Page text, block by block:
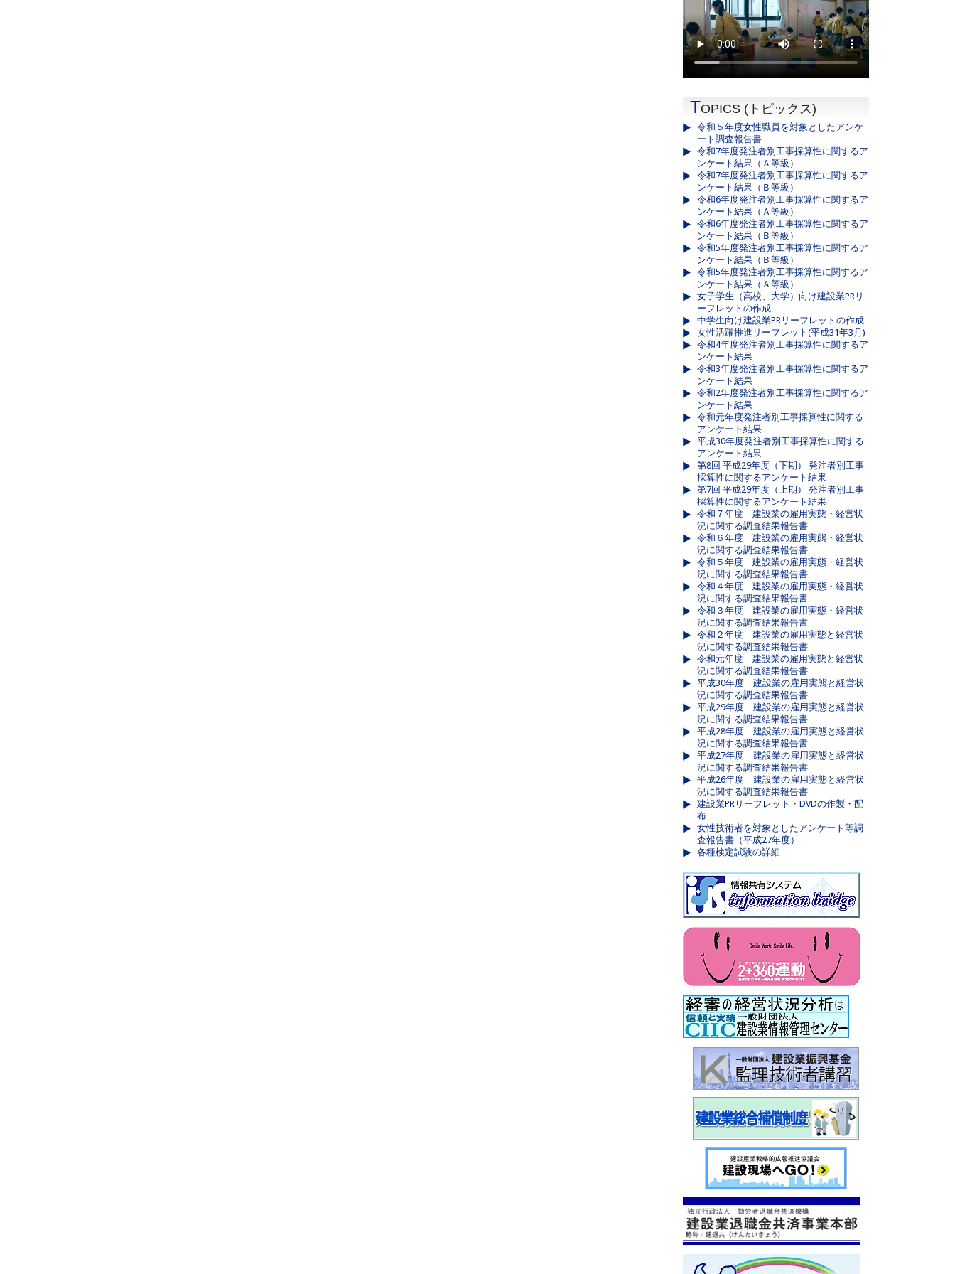
TOPICS (トピックス)
令和５年度女性職員を対象としたアンケ
ート調査報告書
令和7年度発注者別工事採算性に関するア
ンケート結果（Ａ等級）
令和7年度発注者別工事採算性に関するア
ンケート結果（Ｂ等級）
令和6年度発注者別工事採算性に関するア
ンケート結果（Ａ等級）
令和6年度発注者別工事採算性に関するア
ンケート結果（Ｂ等級）
令和5年度発注者別工事採算性に関するア
ンケート結果（Ｂ等級）
令和5年度発注者別工事採算性に関するア
ンケート結果（Ａ等級）
女子学生（高校、大学）向け建設業PRリ
ーフレットの作成
中学生向け建設業PRリーフレットの作成
女性活躍推進リーフレット(平成31年3月)
令和4年度発注者別工事採算性に関するア
ンケート結果
令和3年度発注者別工事採算性に関するア
ンケート結果
令和2年度発注者別工事採算性に関するア
ンケート結果
令和元年度発注者別工事採算性に関する
アンケート結果
平成30年度発注者別工事採算性に関する
アンケート結果
第8回 平成29年度（下期） 発注者別工事
採算性に関するアンケート結果
第7回 平成29年度（上期） 発注者別工事
採算性に関するアンケート結果
令和７年度 建設業の雇用実態・経営状
況に関する調査結果報告書
令和６年度 建設業の雇用実態・経営状
況に関する調査結果報告書
令和５年度 建設業の雇用実態・経営状
況に関する調査結果報告書
令和４年度 建設業の雇用実態・経営状
況に関する調査結果報告書
令和３年度 建設業の雇用実態・経営状
況に関する調査結果報告書
令和２年度 建設業の雇用実態と経営状
況に関する調査結果報告書
令和元年度 建設業の雇用実態と経営状
況に関する調査結果報告書
平成30年度 建設業の雇用実態と経営状
況に関する調査結果報告書
平成29年度 建設業の雇用実態と経営状
況に関する調査結果報告書
平成28年度 建設業の雇用実態と経営状
況に関する調査結果報告書
平成27年度 建設業の雇用実態と経営状
況に関する調査結果報告書
平成26年度 建設業の雇用実態と経営状
況に関する調査結果報告書
建設業PRリーフレット・DVDの作製・配
布
女性技術者を対象としたアンケート等調
査報告書（平成27年度）
各種検定試験の詳細